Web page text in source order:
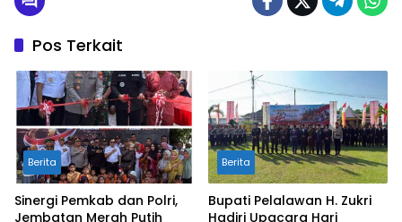
Pos Terkait
Berita
Sinergi Pemkab dan Polri,
Jembatan Merah Putih
Berita
Bupati Pelalawan H. Zukri
Hadiri Upacara Hari